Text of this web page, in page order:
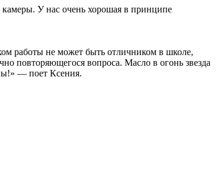
У нас очень хорошая в принципе
работы не может быть отличником в школе,
повторяющегося вопроса. Масло в огонь звезда
— поет Ксения.